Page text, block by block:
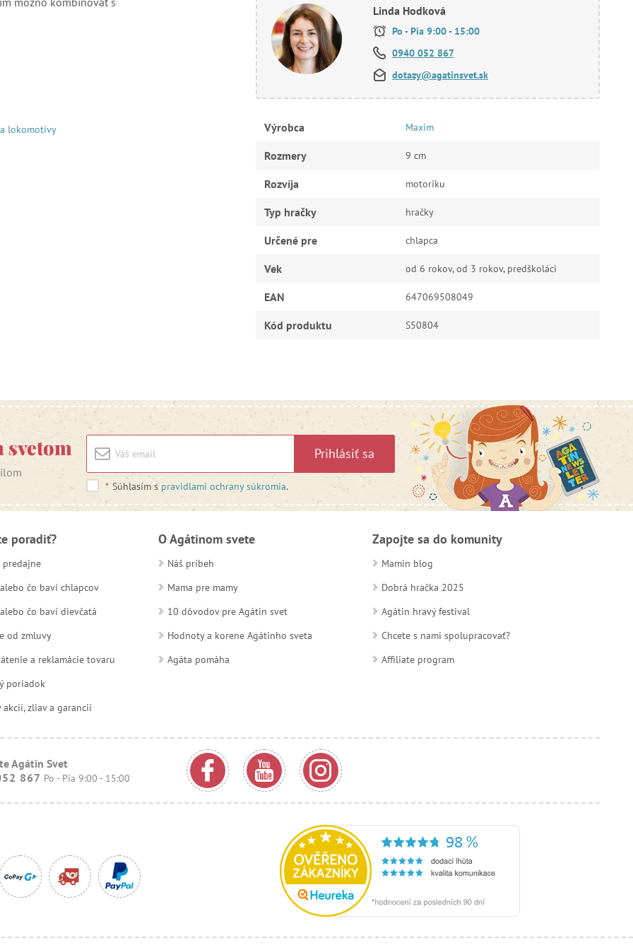
lokomotívy
Linda Hodková
Po - Pia 9:00 - 15:00
0940 052 867
dotazy@agatinsvet.sk
Výrobca Maxim
Rozmery 9 cm
Rozvíja motoriku
Typ hračky hračky
Určené pre chlapca
Vek od 6 rokov, od 3 rokov, predškoláci
EAN 647069508049
Kód produktu S50804
svetom Prihlásiť sa
* Súhlasím s pravidlami ochrany súkromia.
poradiť?
čo baví chlapcov
čo baví dievčatá
od zmluvy
a reklamácie tovaru
poriadok
akcií, zliav a garancií
O Agátinom svete
Náš príbeh
Mama pre mamy
10 dôvodov pre Agátin svet
Hodnoty a korene Agátinho sveta
Agáta pomáha
Zapojte sa do komunity
Mamin blog
Dobrá hračka 2025
Agátin hravý festival
Chcete s nami spolupracovať?
Affiliate program
Agátin Svet
867 Po - Pia 9:00 - 15:00